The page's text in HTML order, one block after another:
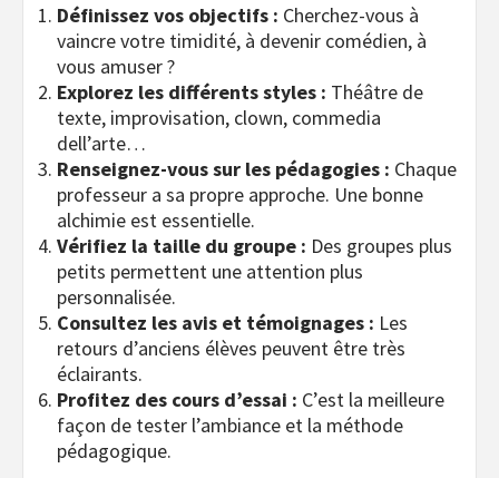
Définissez vos objectifs : Cherchez-vous à
vaincre votre timidité, à devenir comédien, à
vous amuser ?
Explorez les différents styles : Théâtre de
texte, improvisation, clown, commedia
dell’arte…
Renseignez-vous sur les pédagogies : Chaque
professeur a sa propre approche. Une bonne
alchimie est essentielle.
Vérifiez la taille du groupe : Des groupes plus
petits permettent une attention plus
personnalisée.
Consultez les avis et témoignages : Les
retours d’anciens élèves peuvent être très
éclairants.
Profitez des cours d’essai : C’est la meilleure
façon de tester l’ambiance et la méthode
pédagogique.